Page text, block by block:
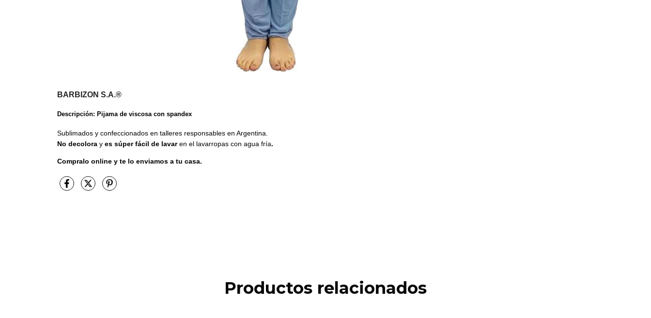
BARBIZON S.A.®
Descripción: Pijama de viscosa con spandex
Sublimados y confeccionados en talleres responsables en Argentina.
No decolora y es súper fácil de lavaren el lavarropas con agua fría.
Compralo online y te lo enviamos a tu casa.
Productos relacionados